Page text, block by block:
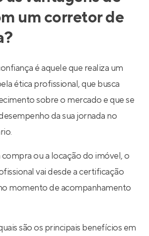
um corretor de
é aquele que realiza um
ética profissional, que busca
sobre o mercado e que se
da sua jornada no
compra ou a locação do imóvel, o
vai desde a certificação
momento de acompanhamento
são os principais benefícios em